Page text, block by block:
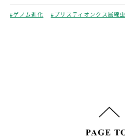
#ゲノム進化 #プリスティオンクス属線虫